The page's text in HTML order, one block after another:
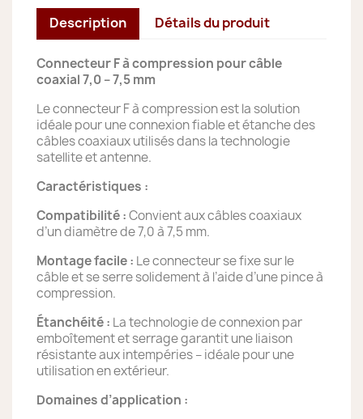
Description Détails du produit
Connecteur F à compression pour câble
coaxial 7,0 – 7,5 mm
Le connecteur F à compression est la solution
idéale pour une connexion fiable et étanche des
câbles coaxiaux utilisés dans la technologie
satellite et antenne.
Caractéristiques :
Compatibilité :Convient aux câbles coaxiaux
d’un diamètre de 7,0 à 7,5 mm.
Montage facile : Le connecteur se fixe sur le
câble et se serre solidement à l’aide d’une pince à
compression.
Étanchéité : La technologie de connexion par
emboîtement et serrage garantit une liaison
résistante aux intempéries – idéale pour une
utilisation en extérieur.
Domaines d’application :